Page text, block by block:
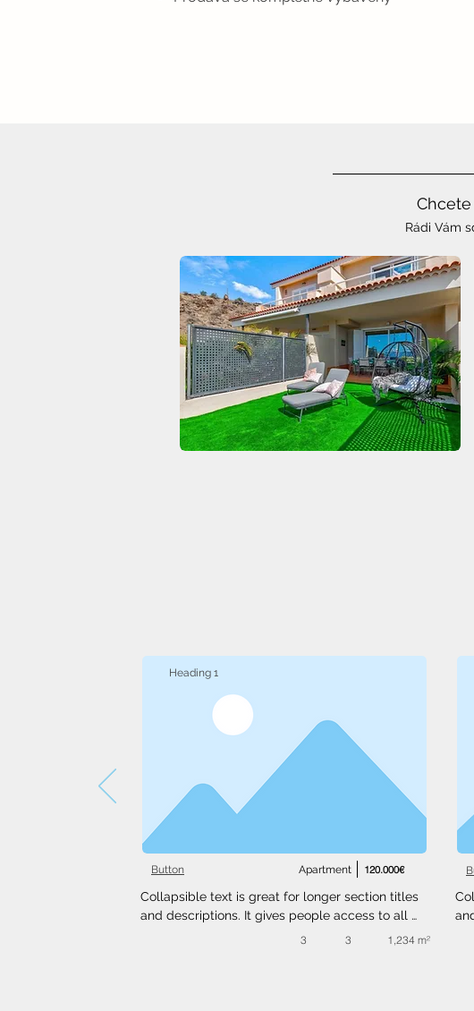
Rádi Vám
Heading 1
Apartment
Button 120.000€
Collapsible text is great for longer section titles
and descriptions. It gives people access to all
the info they need, while keeping your layout
3 3 1,234 m²